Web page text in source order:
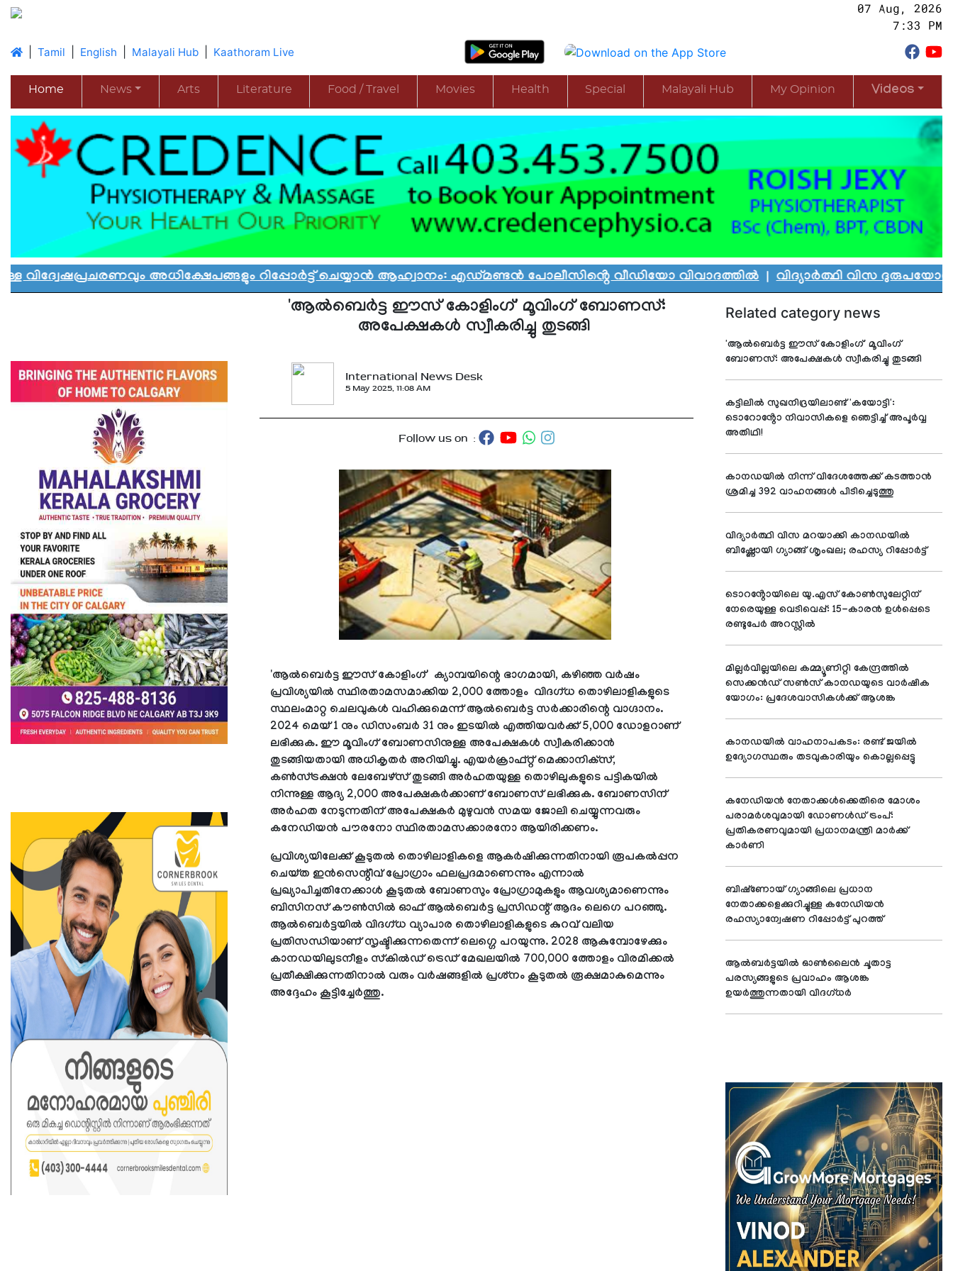
07 Aug, 2026
7:33 PM
|Tamil English Malayali Hub Kaathoram Live
Home News Arts Literature Food / Travel Movies Health Special Malayali Hub My Opinion Videos
അധിക്ഷേപങ്ങളും റിപ്പോർട്ട് ചെയ്യാൻ ആഹ്വാനം: എഡ്മണ്ടൻ പോലീസിൻ്റെ വീഡിയോ വിവാദത്തിൽ|വിദ്യാർത്ഥി വിസ ദുരുപയോഗം
'ആല്‍ബെര്‍ട്ട ഈസ് കോളിംഗ്' മൂവിംഗ് ബോണസ്:
അപേക്ഷകള്‍ സ്വീകരിച്ചു തുടങ്ങി
International News Desk
5 May 2025, 11:08 AM
Follow us on :
'ആല്‍ബെര്‍ട്ട ഈസ് കോളിംഗ്' ക്യാമ്പയിന്റെ ഭാഗമായി, കഴിഞ്ഞ വര്‍ഷം
പ്രവിശ്യയില്‍ സ്ഥിരതാമസമാക്കിയ 2,000 ത്തോളം വിദഗ്ധ തൊഴിലാളികളുടെ
സ്ഥലംമാറ്റ ചെലവുകള്‍ വഹിക്കുമെന്ന് ആല്‍ബെര്‍ട്ട സര്‍ക്കാരിന്റെ വാഗ്ദാനം.
2024 മെയ് 1 നും ഡിസംബര്‍ 31 നും ഇടയില്‍ എത്തിയവര്‍ക്ക് 5,000 ഡോളറാണ്
ലഭിക്കുക. ഈ മൂവിംഗ് ബോണസിനുള്ള അപേക്ഷകള്‍ സ്വീകരിക്കാന്‍
തുടങ്ങിയതായി അധികൃതര്‍ അറിയിച്ചു. എയര്‍ക്രാഫ്റ്റ് മെക്കാനിക്‌സ്,
കണ്‍സ്ട്രക്ഷന്‍ ലേബേഴ്‌സ് തുടങ്ങി അര്‍ഹതയുള്ള തൊഴിലുകളുടെ പട്ടികയില്‍
നിന്നുള്ള ആദ്യ 2,000 അപേക്ഷകര്‍ക്കാണ് ബോണസ് ലഭിക്കുക. ബോണസിന്
അര്‍ഹത നേടുന്നതിന് അപേക്ഷകര്‍ മുഴുവന്‍ സമയ ജോലി ചെയ്യുന്നവരും
കനേഡിയന്‍ പൗരനോ സ്ഥിരതാമസക്കാരനോ ആയിരിക്കണം.
പ്രവിശ്യയിലേക്ക് കൂടുതല്‍ തൊഴിലാളികളെ ആകര്‍ഷിക്കുന്നതിനായി രൂപകല്‍പ്പന
ചെയ്ത ഇന്‍സെന്റീവ് പ്രോഗ്രാം ഫലപ്രദമാണെന്നും എന്നാല്‍
പ്രഖ്യാപിച്ചതിനേക്കാള്‍ കൂടുതല്‍ ബോണസും പ്രോഗ്രാമുകളും ആവശ്യമാണെന്നും
ബിസിനസ് കൗണ്‍സില്‍ ഓഫ് ആല്‍ബെര്‍ട്ട പ്രസിഡന്റ് ആദം ലെഗെ പറഞ്ഞു.
ആല്‍ബെര്‍ട്ടയില്‍ വിദഗ്ധ വ്യാപാര തൊഴിലാളികളുടെ കുറവ് വലിയ
പ്രതിസന്ധിയാണ് സൃഷ്ടിക്കുന്നതെന്ന് ലെഗ്ഗെ പറയുന്നു. 2028 ആകുമ്പോഴേക്കും
കാനഡയിലുടനീളം സ്‌കില്‍ഡ് ട്രെഡ് മേഖലയില്‍ 700,000 ത്തോളം വിരമിക്കല്‍
പ്രതീക്ഷിക്കുന്നതിനാല്‍ വരും വര്‍ഷങ്ങളില്‍ പ്രശ്‌നം കൂടുതല്‍ രൂക്ഷമാകുമെന്നും
അദ്ദേഹം കൂട്ടിച്ചേര്‍ത്തു.
Related category news
'ആല്‍ബെര്‍ട്ട ഈസ് കോളിംഗ്' മൂവിംഗ്
ബോണസ്: അപേക്ഷകള്‍ സ്വീകരിച്ചു തുടങ്ങി
കട്ടിലിൽ സുഖനിദ്രയിലാണ്ട് 'കയോട്ടി':
ടൊറോൻ്റോ നിവാസികളെ ഞെട്ടിച്ച് അപൂർവ്വ
അതിഥി!
കാനഡയിൽ നിന്ന് വിദേശത്തേക്ക് കടത്താൻ
ശ്രമിച്ച 392 വാഹനങ്ങൾ പിടിച്ചെടുത്തു
വിദ്യാര്‍ത്ഥി വിസ മറയാക്കി കാനഡയില്‍
ബിഷ്ണോയി ഗ്യാങ്ങ് ശൃംഖല; രഹസ്യ റിപ്പോര്‍ട്ട്
ടൊറൻ്റോയിലെ യു.എസ് കോൺസുലേറ്റിന്
നേരെയുള്ള വെടിവെപ്പ്: 15-കാരൻ ഉൾപ്പെടെ
രണ്ടുപേർ അറസ്റ്റിൽ
മില്ലർവില്ലയിലെ കമ്മ്യൂണിറ്റി കേന്ദ്രത്തിൽ
സെക്കൻഡ് സൺസ് കാനഡയുടെ വാർഷിക
യോഗം: പ്രദേശവാസികൾക്ക് ആശങ്ക
കാനഡയിൽ വാഹനാപകടം: രണ്ട് ജയിൽ
ഉദ്യോഗസ്ഥരും തടവുകാരിയും കൊല്ലപ്പെട്ടു
കനേഡിയൻ നേതാക്കൾക്കെതിരെ മോശം
പരാമർശവുമായി ഡോണൾഡ് ട്രംപ്:
പ്രതികരണവുമായി പ്രധാനമന്ത്രി മാർക്ക്
കാർണി
ബിഷ്‌ണോയ് ഗ്യാങ്ങിലെ പ്രധാന
നേതാക്കളെക്കുറിച്ചുള്ള കനേഡിയൻ
രഹസ്യാന്വേഷണ റിപ്പോർട്ട് പുറത്ത്
ആൽബർട്ടയിൽ ഓൺലൈൻ ചൂതാട്ട
പരസ്യങ്ങളുടെ പ്രവാഹം ആശങ്ക
ഉയർത്തുന്നതായി വിദഗ്ധർ